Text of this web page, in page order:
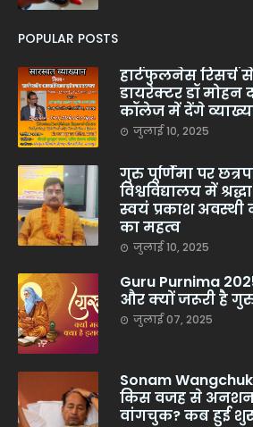
POPULAR POSTS
हार्टफुलनेस रिसर्च
डायरेक्टर डॉ मोहन
कॉलेज में देंगे
जुलाई 10, 2025
गुरु पूर्णिमा पर
विश्वविद्यालय में
स्वयं प्रकाश अवस्थी
का महत्व
जुलाई 10, 2025
Guru Purnima
और क्यों जरूरी है गुरु
जुलाई 07, 2025
Sonam
किस वजह से
वांगचुक? कब हुई